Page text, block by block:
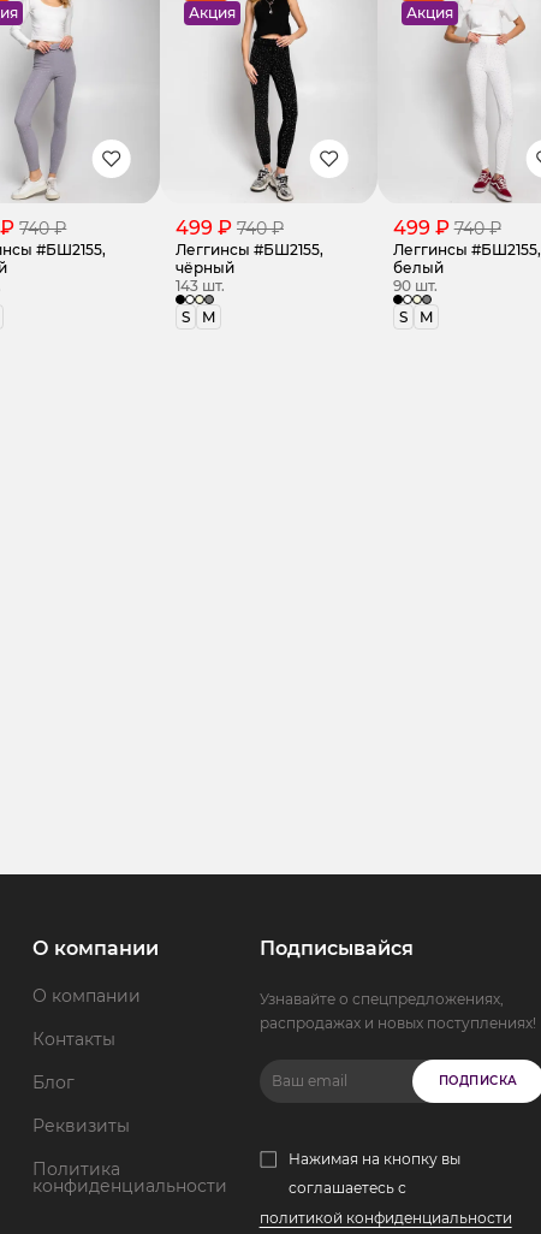
740 ₽
#БШ2155,
Акция
499 ₽ 740 ₽
Леггинсы #БШ2155,
чёрный
143 шт.
S
M
Акция
499 ₽ 740 ₽
Леггинсы #БШ2155,
белый
90 шт.
S
M
О компании
О компании
Контакты
Блог
Реквизиты
Политика
конфиденциальности
Подписывайся
Узнавайте о спецпредложениях,
распродажах и новых поступлениях!
ПОДПИСКА
Нажимая на кнопку вы
соглашаетесь с
политикой конфиденциальности